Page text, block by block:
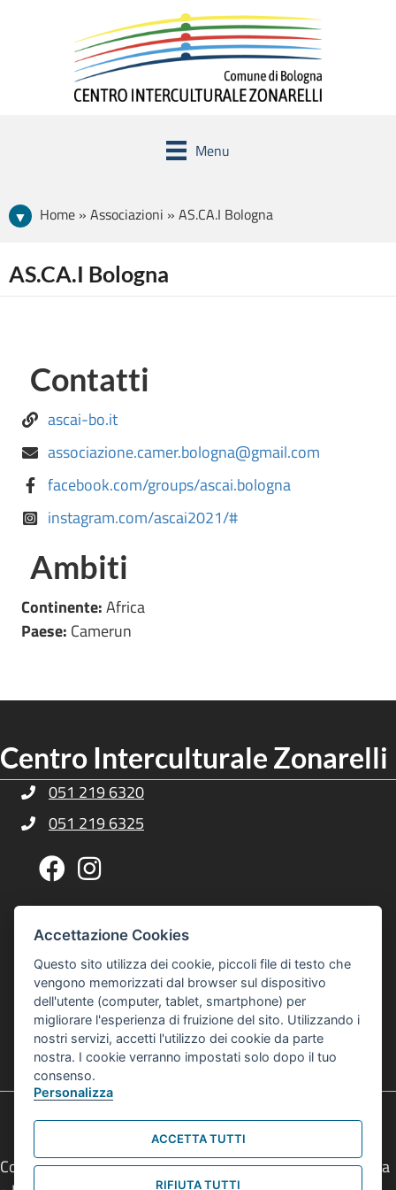
Menu
Home » Associazioni » AS.CA.I Bologna
AS.CA.I Bologna
Contatti
ascai-bo.it
associazione.camer.bologna@gmail.com
facebook.com/groups/ascai.bologna
instagram.com/ascai2021/#
Ambiti
Continente:Africa
Paese: Camerun
Centro Interculturale Zonarelli
Telefono Centro Culturale Zonarelli
051 219 6320
Telefono Centro Culturale Zonarelli
051 219 6325
Pagina Facebook Centro Zonarelli
Profilo Instagram Centro Zonarelli
Indirizzo Centro Culturale Zonarelli
Email Centro Interculturale Zonarelli
interculturalezonarelli@comune.bologna.it
Informativa Privacy e Cookies
Informativa privacy e cookies
© 2026 Centro Interculturale Zonarelli
Tutti i diritti sono riservati
Comune di Bologna • Piazza Maggiore, 6 - 40124 Bologna
Accettazione Cookies
Questo sito utilizza dei cookie, piccoli file di testo che
vengono memorizzati dal browser sul dispositivo
dell'utente (computer, tablet, smartphone) per
migliorare l'esperienza di fruizione del sito. Utilizzando i
nostri servizi, accetti l'utilizzo dei cookie da parte
nostra. I cookie verranno impostati solo dopo il tuo
consenso.
Personalizza
ACCETTA TUTTI
RIFIUTA TUTTI